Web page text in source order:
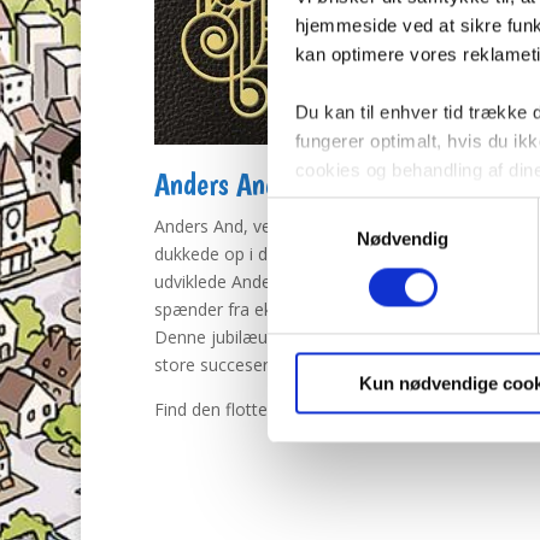
hjemmeside ved at sikre
kan optimere vores
Du kan til enhver tid trække
fungerer optimalt, hvis du
cookies og behandling af
Nødvendig
Kun nødvendige
Anders And fylder rundt!
Anders And, verdens allermest berømte and,
dukkede op i den animerede film ”Den kloge
udviklede Anders sig til superstjerne. Anders
spænder fra ekstrem desperation til vild
Denne jubilæumsbog indeholder højdepunkter
store succeser fra ni årtier med Anders And –
Find den flotte bog i din nærmeste boghandel.